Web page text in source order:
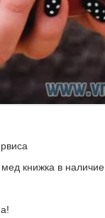
книжка в наличие